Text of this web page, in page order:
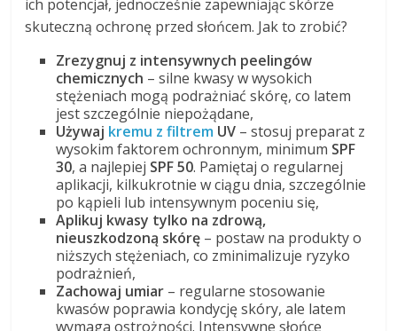
ich potencjał, jednocześnie zapewniając skórze
skuteczną ochronę przed słońcem. Jak to zrobić?
Zrezygnuj z intensywnych peelingów
chemicznych – silne kwasy w wysokich
stężeniach mogą podrażniać skórę, co latem
jest szczególnie niepożądane,
Używaj kremu z filtrem UV – stosuj preparat z
wysokim faktorem ochronnym, minimum SPF
30, a najlepiej SPF 50. Pamiętaj o regularnej
aplikacji, kilkukrotnie w ciągu dnia, szczególnie
po kąpieli lub intensywnym poceniu się,
Aplikuj kwasy tylko na zdrową,
nieuszkodzoną skórę – postaw na produkty o
niższych stężeniach, co zminimalizuje ryzyko
podrażnień,
Zachowaj umiar – regularne stosowanie
kwasów poprawia kondycję skóry, ale latem
wymaga ostrożności. Intensywne słońce